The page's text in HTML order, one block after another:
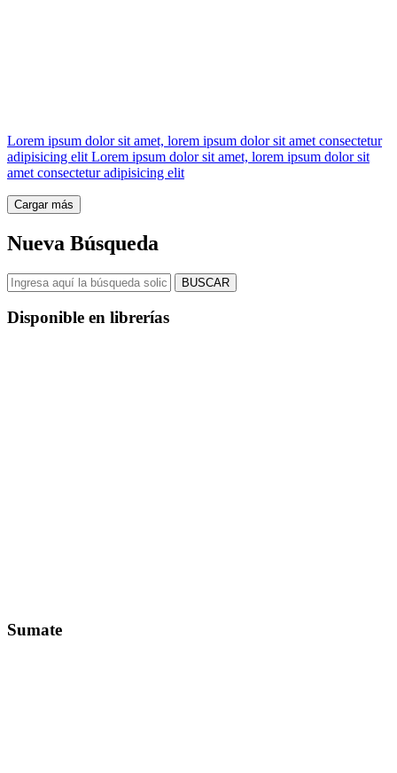
Lorem ipsum dolor sit amet, lorem ipsum dolor sit amet consectetur
adipisicing elit Lorem ipsum dolor sit amet, lorem ipsum dolor sit
amet consectetur adipisicing elit
Cargar más
Nueva Búsqueda
BUSCAR
Disponible en librerías
Sumate